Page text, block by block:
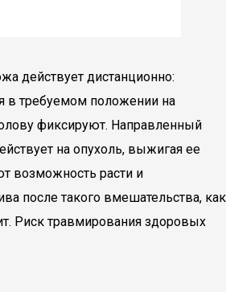
действует дистанционно:
в требуемом положении на
фиксируют. Направленный
на опухоль, выжигая ее
возможность расти и
после такого вмешательства, как
Риск травмирования здоровых